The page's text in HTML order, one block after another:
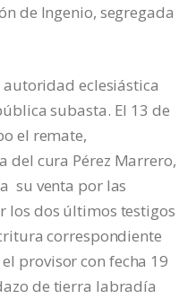
de Ingenio, segregada
eclesiástica
subasta. El 13 de
el remate,
del cura Pérez Marrero,
su venta por las
los dos últimos testigos
correspondiente
provisor con fecha 19
de tierra labradía